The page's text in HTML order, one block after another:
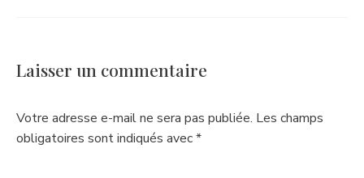
Laisser un commentaire
Votre adresse e-mail ne sera pas publiée. Les champs
obligatoires sont indiqués avec*